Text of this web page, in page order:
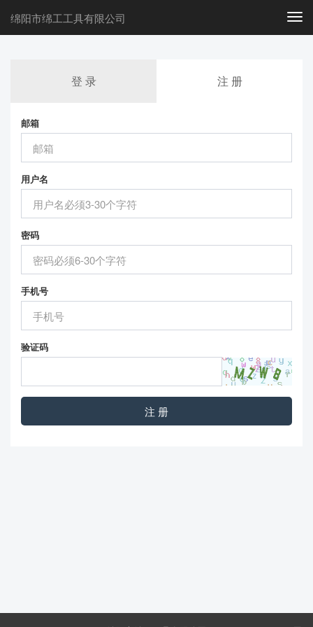
绵阳市绵工工具有限公司
登 录 注 册
邮箱
用户名
密码
手机号
验证码
注 册